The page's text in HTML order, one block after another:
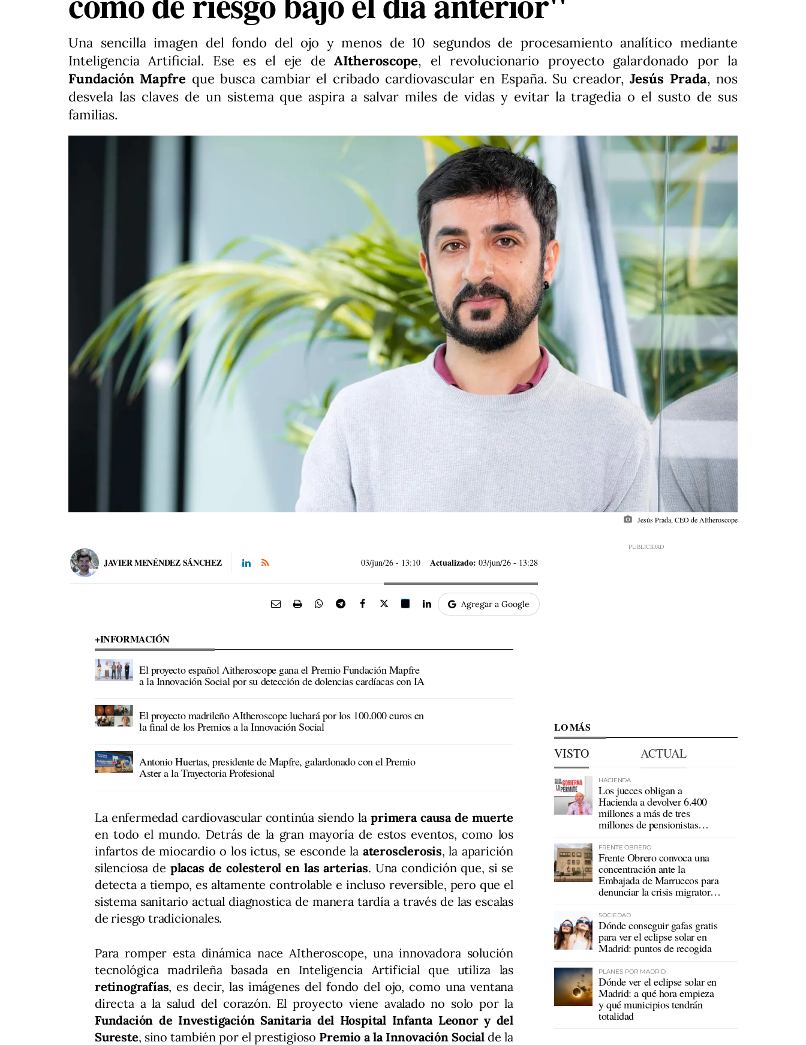
Una sencilla imagen del fondo del ojo y menos de 10 segundos de procesamiento analítico mediante
Inteligencia Artificial. Ese es el eje deAItheroscope, el revolucionario proyecto galardonado por la
Fundación Mapfre que busca cambiar el cribado cardiovascular en España. Su creador,Jesús Prada, nos
desvela las claves de un sistema que aspira a salvar miles de vidas y evitar la tragedia o el susto de sus
familias.
photo_camera Jesús Prada, CEO de AItheroscope
JAVIER MENÉNDEZ SÁNCHEZ 03/jun/26 - 13:10 Actualizado: 03/jun/26 - 13:28
Agregar a Google
+INFORMACIÓN
El proyecto español Aitheroscope gana el Premio Fundación Mapfre
a la Innovación Social por su detección de dolencias cardíacas con IA
El proyecto madrileño AItheroscope luchará por los 100.000 euros en
la final de los Premios a la Innovación Social
Antonio Huertas, presidente de Mapfre, galardonado con el Premio
Aster a la Trayectoria Profesional
La enfermedad cardiovascular continúa siendo laprimera causa de muerte
en todo el mundo. Detrás de la gran mayoría de estos eventos, como los
infartos de miocardio o los ictus, se esconde la aterosclerosis, la aparición
silenciosa de placas de colesterol en las arterias. Una condición que, si se
detecta a tiempo, es altamente controlable e incluso reversible, pero que el
sistema sanitario actual diagnostica de manera tardía a través de las escalas
de riesgo tradicionales.
Para romper esta dinámica nace AItheroscope, una innovadora solución
tecnológica madrileña basada en Inteligencia Artificial que utiliza las
retinografías, es decir, las imágenes del fondo del ojo, como una ventana
directa a la salud del corazón. El proyecto viene avalado no solo por la
Fundación de Investigación Sanitaria del Hospital Infanta Leonor y del
Sureste, sino también por el prestigioso Premio a la Innovación Social de la
LO MÁS
VISTO ACTUAL
HACIENDA
Los jueces obligan a
Hacienda a devolver 6.400
millones a más de tres
millones de pensionistas
FRENTE OBRERO
Frente Obrero convoca una
concentración ante la
Embajada de Marruecos para
denunciar la crisis migratoria
SOCIEDAD
Dónde conseguir gafas gratis
para ver el eclipse solar en
Madrid: puntos de recogida
PLANES POR MADRID
Dónde ver el eclipse solar en
Madrid: a qué hora empieza
y qué municipios tendrán
totalidad